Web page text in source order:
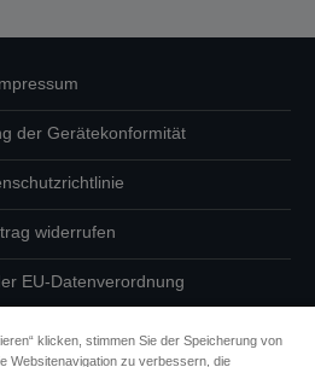
der Gerätekonformität
widerrufen
EU-Datenverordnung
zum Datenschutz
klicken, stimmen Sie der Speicherung von
Websitenavigation zu verbessern, die